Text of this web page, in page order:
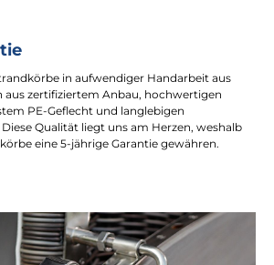
in aufwendiger Handarbeit aus
aus zertifiziertem Anbau, hochwertigen
PE-Geflecht und langlebigen
Qualität liegt uns am Herzen, weshalb
eine 5-jährige Garantie gewähren.